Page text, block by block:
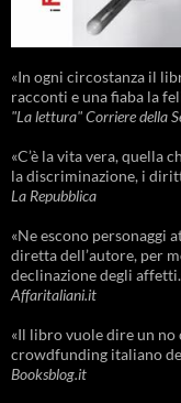
«In ogni circostanza il
racconti e una fiaba la
"La lettura" Corriere della
«C’è la vita vera, quella
la discriminazione, i
La Repubblica
«Ne escono personaggi
diretta dell’autore, per
declinazione degli
Affaritaliani.it
«Il libro vuole dire un no
crowdfunding italiano
Booksblog.it